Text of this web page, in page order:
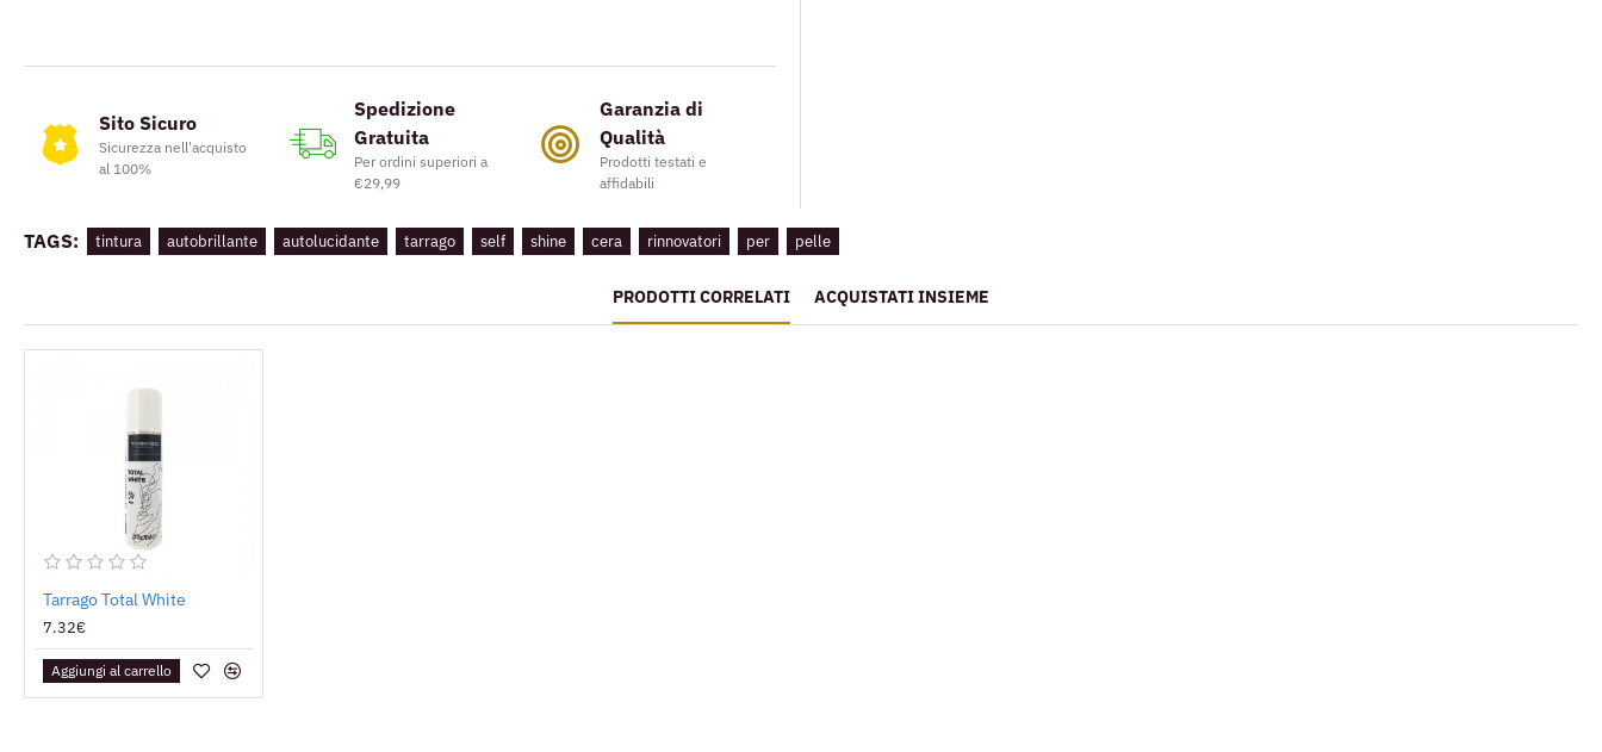
Sito Sicuro
Sicurezza nell'acquisto
al 100%
Spedizione
Gratuita
Per ordini superiori a
€29,99
Garanzia di
Qualità
Prodotti testati e
affidabili
TAGS: tintura autobrillante autolucidante tarrago self shine cera rinnovatori per pelle
PRODOTTI CORRELATI ACQUISTATI INSIEME
Tarrago Total White
7.32€
Aggiungi al carrello